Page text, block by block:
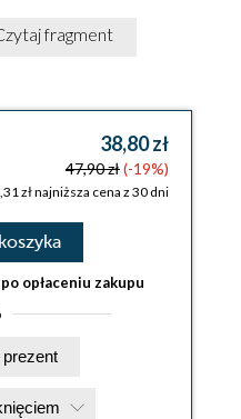
fragment
38,80 zł
47,90 zł(-19%)
zł najniższa cena z 30 dni
opłaceniu zakupu
Kup na prezent